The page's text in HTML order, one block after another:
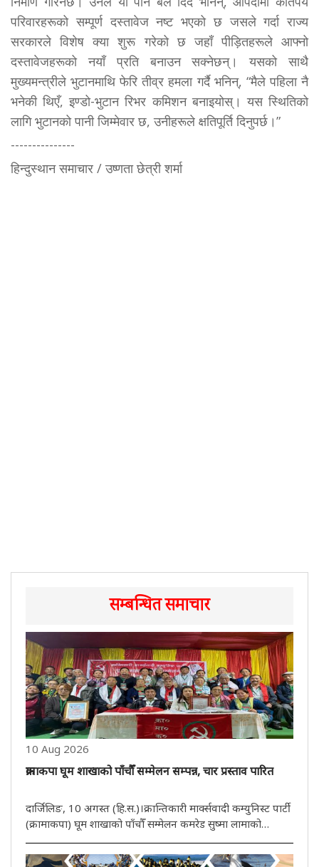
परिवारहरूको सम्पूर्ण दस्तावेज नष्ट भएको छ जसले गर्दा राज्य
सरकारले विशेष क्या शुरू गरेको छ जहाँ पीड़ितहरूले आफ्नो
दस्तावेजहरूको नयाँ प्रति बनाउन सक्नेछन्। यसको साथै
मुख्यमन्त्रीले भुटानमाथि फेरि तीव्र हमला गर्दै भनिन्, “मैले पहिला नै
भनेकी थिएँ, इण्डो-भुटान रिभर कमिशन बनाइयोस्। यस स्थितिको
लागि भुटानको पानी जिम्मेवार छ, उनीहरूले क्षतिपूर्ति दिनुपर्छ।”
---------------
हिन्दुस्थान समाचार / उष्णता छेत्री शर्मा
सम्बन्धित समाचार
10 Aug 2026
क्रामाकपा घूम शाखाको पाँचौँ सम्मेलन सम्पन्न, चार प्रस्ताव पारित
दार्जिलिङ, 10 अगस्त (हि.स.)।क्रान्तिकारी मार्क्सवादी कम्युनिस्ट पार्टी
(क्रामाकपा) घूम शाखाको पाँचौँ सम्मेलन कमरेड सुष्मा लामाको
अध्यक्षतामा सम्पन्न भएको छ। नेपाली संगीत जगतका प्रगतिशील,
जनवादी तथा लोकसंगीतका लोकप्रिय वरिष्ठ व्यक्तित्व अशोक राईको..